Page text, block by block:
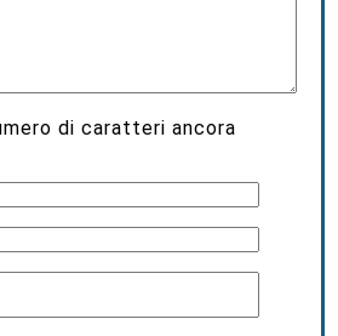
di caratteri ancora